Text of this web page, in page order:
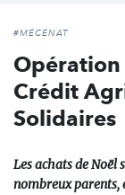
#MÉCÉNAT
Opération
Crédit
Solidaires
Les achats de Noël
nombreux parents,